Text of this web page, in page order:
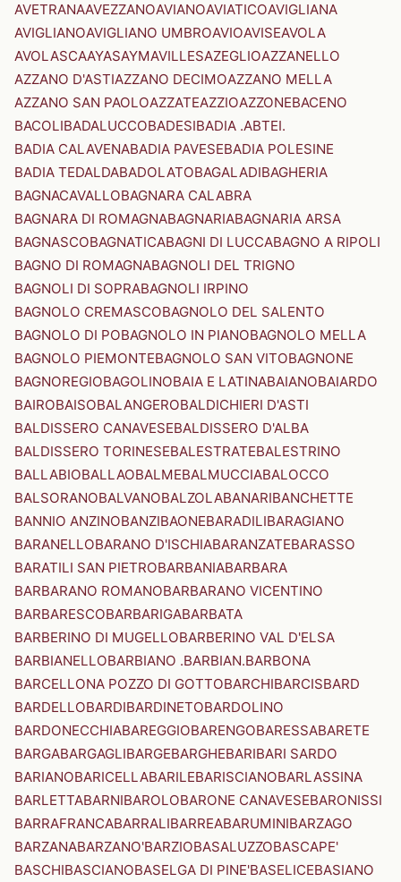
AVETRANAAVEZZANOAVIANOAVIATICOAVIGLIANA
AVIGLIANOAVIGLIANO UMBROAVIOAVISEAVOLA
AVOLASCAAYASAYMAVILLESAZEGLIOAZZANELLO
AZZANO D'ASTIAZZANO DECIMOAZZANO MELLA
AZZANO SAN PAOLOAZZATEAZZIOAZZONEBACENO
BACOLIBADALUCCOBADESIBADIA .ABTEI.
BADIA CALAVENABADIA PAVESEBADIA POLESINE
BADIA TEDALDABADOLATOBAGALADIBAGHERIA
BAGNACAVALLOBAGNARA CALABRA
BAGNARA DI ROMAGNABAGNARIABAGNARIA ARSA
BAGNASCOBAGNATICABAGNI DI LUCCABAGNO A RIPOLI
BAGNO DI ROMAGNABAGNOLI DEL TRIGNO
BAGNOLI DI SOPRABAGNOLI IRPINO
BAGNOLO CREMASCOBAGNOLO DEL SALENTO
BAGNOLO DI POBAGNOLO IN PIANOBAGNOLO MELLA
BAGNOLO PIEMONTEBAGNOLO SAN VITOBAGNONE
BAGNOREGIOBAGOLINOBAIA E LATINABAIANOBAIARDO
BAIROBAISOBALANGEROBALDICHIERI D'ASTI
BALDISSERO CANAVESEBALDISSERO D'ALBA
BALDISSERO TORINESEBALESTRATEBALESTRINO
BALLABIOBALLAOBALMEBALMUCCIABALOCCO
BALSORANOBALVANOBALZOLABANARIBANCHETTE
BANNIO ANZINOBANZIBAONEBARADILIBARAGIANO
BARANELLOBARANO D'ISCHIABARANZATEBARASSO
BARATILI SAN PIETROBARBANIABARBARA
BARBARANO ROMANOBARBARANO VICENTINO
BARBARESCOBARBARIGABARBATA
BARBERINO DI MUGELLOBARBERINO VAL D'ELSA
BARBIANELLOBARBIANO .BARBIAN.BARBONA
BARCELLONA POZZO DI GOTTOBARCHIBARCISBARD
BARDELLOBARDIBARDINETOBARDOLINO
BARDONECCHIABAREGGIOBARENGOBARESSABARETE
BARGABARGAGLIBARGEBARGHEBARIBARI SARDO
BARIANOBARICELLABARILEBARISCIANOBARLASSINA
BARLETTABARNIBAROLOBARONE CANAVESEBARONISSI
BARRAFRANCABARRALIBARREABARUMINIBARZAGO
BARZANABARZANO'BARZIOBASALUZZOBASCAPE'
BASCHIBASCIANOBASELGA DI PINE'BASELICEBASIANO